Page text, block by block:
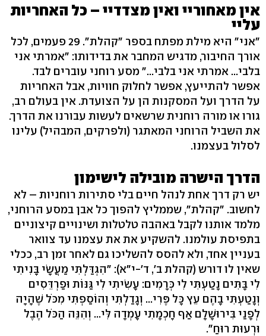
אין מאחוריי ואין מצדדיי – כל האחריות
עליי
"אני" היא מילת מפתח בספר "קהלת". 29 פעמים, לכל
אורך החיבור, מדגיש המחבר את בדידותו: "אמרתי אני
בלבי... אמרתי אני בלבי..." מסע רוחני עוברים לבד.
אפשר להתייעץ, אפשר לחלוק חוויות, אבל האחריות
על הדרך ועל המסקנות הן על הצועדת. אין בעולם רב,
גורו או מורה רוחנית שרשאים לעשות עבורנו את הדרך.
את השביל הרוחני המאתגר (ולפרקים, המבהיל) עלינו
לסלול בעצמנו.
הדרך הישרה מובילה לישימון
יש רק דרך אחת לנהל חיים בלי סתירות רוחניות – לא
לחשוב. "קהלת", שממליץ להפוך כל אבן במסע הרוחני,
מלמד אותנו לקבל באהבה טלטלות ושינויים קיצוניים
בתפיסת עולמנו. להשקיע את את עצמנו עד צוואר
בעניין אחד, ולא להסס להשליכו גם לאחר זמן רב, ככלי
שאין לו דורש (קהלת ב', ד'-י"א): "הִגְדַּלְתִּי מַעֲשָׂי בָּנִיתִי
לִי בָּתִּים נָטַעְתִּי לִי כְּרָמִים: עָשִׂיתִי לִי גַּנּוֹת וּפַרְדֵּסִים
וְנָטַעְתִּי בָהֶם עֵץ כָּל פֶּרִי... וְגָדַלְתִּי וְהוֹסַפְתִּי מִכֹּל שֶׁהָיָה
לְפָנַי בִּירוּשָׁלִָם אַף חָכְמָתִי עָמְדָה לִּי... וְהִנֵּה הַכֹּל הֶבֶל
וּרְעוּת רוּחַ".